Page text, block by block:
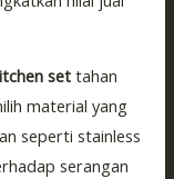
settahan
material yang
seperti stainless
serangan